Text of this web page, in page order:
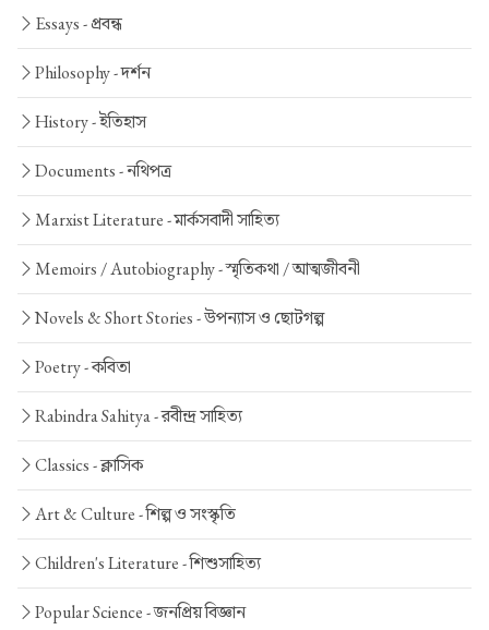
Essays -প্রবন্ধ
Philosophy -দর্শন
History -ইতিহাস
Documents -নথিপত্র
Marxist Literature -মার্কসবাদী সাহিত্য
Memoirs / Autobiography -স্মৃতিকথা / আত্মজীবনী
Novels & Short Stories -উপন্যাস ও ছোটগল্প
Poetry -কবিতা
Rabindra Sahitya -রবীন্দ্র সাহিত্য
Classics -ক্লাসিক
Art & Culture -শিল্প ও সংস্কৃতি
Children's Literature -শিশুসাহিত্য
Popular Science -জনপ্রিয় বিজ্ঞান